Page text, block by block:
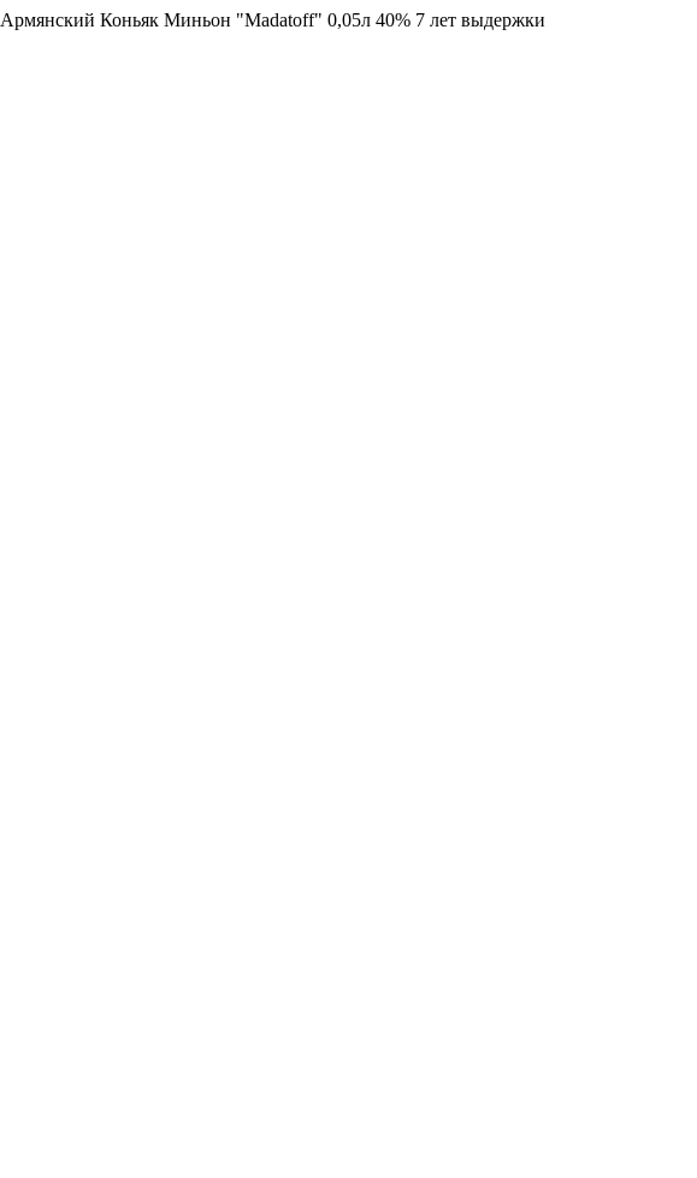
Армянский Коньяк Миньон "Madatoff" 0,05л 40% 7 лет выдержки